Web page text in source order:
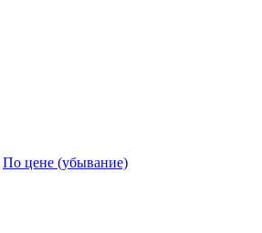
По цене (убывание)